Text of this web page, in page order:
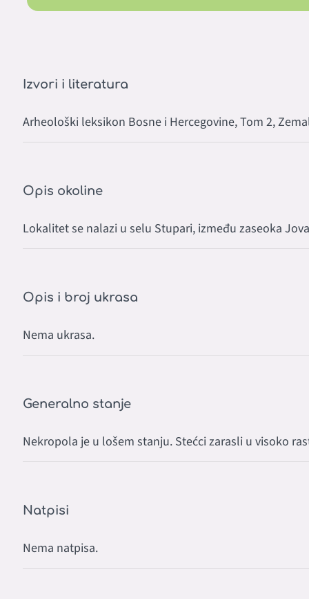
Izvori i literatura
Arheološki leksikon Bosne i Hercegovine, Tom 2,
Opis okoline
Lokalitet se nalazi u selu Stupari, između zaseoka
Opis i broj ukrasa
Nema ukrasa.
Generalno stanje
Nekropola je u lošem stanju. Stećci zarasli u visoko
Natpisi
Nema natpisa.